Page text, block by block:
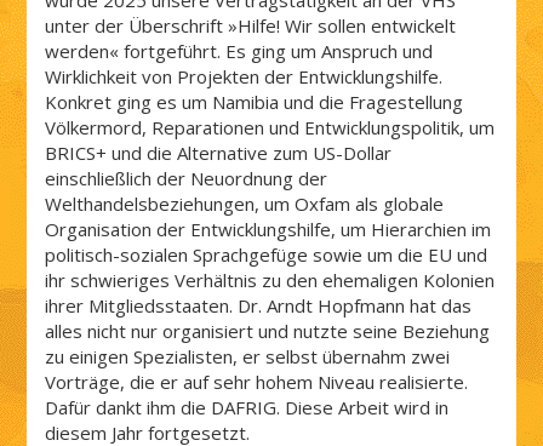
unter der Überschrift »Hilfe! Wir sollen entwickelt
werden« fortgeführt. Es ging um Anspruch und
Wirklichkeit von Projekten der Entwicklungshilfe.
Konkret ging es um Namibia und die Fragestellung
Völkermord, Reparationen und Entwicklungspolitik, um
BRICS+ und die Alternative zum US-Dollar
einschließlich der Neuordnung der
Welthandelsbeziehungen, um Oxfam als globale
Organisation der Entwicklungshilfe, um Hierarchien im
politisch-sozialen Sprachgefüge sowie um die EU und
ihr schwieriges Verhältnis zu den ehemaligen Kolonien
ihrer Mitgliedsstaaten. Dr. Arndt Hopfmann hat das
alles nicht nur organisiert und nutzte seine Beziehung
zu einigen Spezialisten, er selbst übernahm zwei
Vorträge, die er auf sehr hohem Niveau realisierte.
Dafür dankt ihm die DAFRIG. Diese Arbeit wird in
diesem Jahr fortgesetzt.